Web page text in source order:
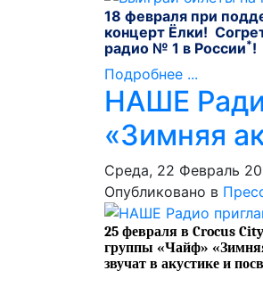
18 февраля при
концерт Ёлки!
радио № 1 в России*!
Подробнее ...
НАШЕ
«Зимняя
Среда, 22 Февраль
Опубликовано в
25 февраля в Crocus
группы «Чайф»
звучат в акустике и